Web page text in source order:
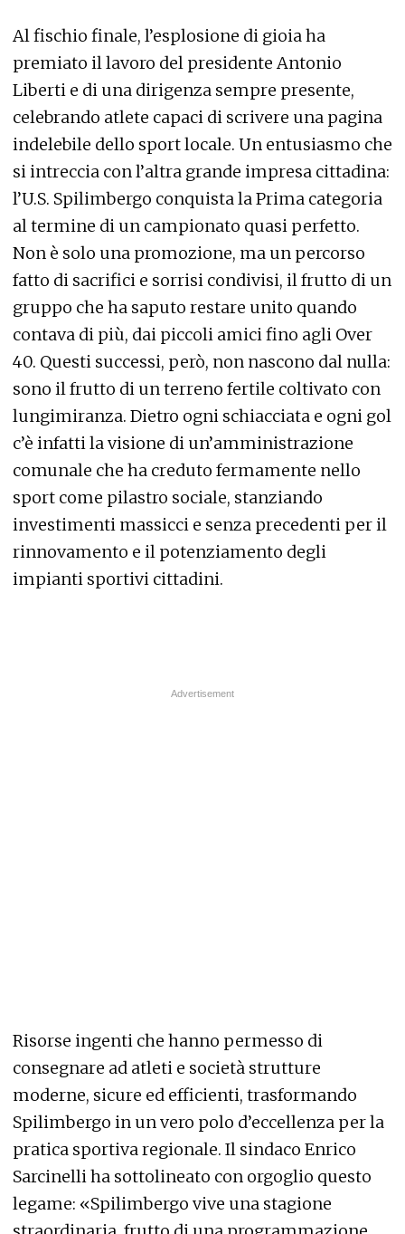
Al fischio finale, l’esplosione di gioia ha
premiato il lavoro del presidente Antonio
Liberti e di una dirigenza sempre presente,
celebrando atlete capaci di scrivere una pagina
indelebile dello sport locale. Un entusiasmo che
si intreccia con l’altra grande impresa cittadina:
l’U.S. Spilimbergo conquista la Prima categoria
al termine di un campionato quasi perfetto.
Non è solo una promozione, ma un percorso
fatto di sacrifici e sorrisi condivisi, il frutto di un
gruppo che ha saputo restare unito quando
contava di più, dai piccoli amici fino agli Over
40. Questi successi, però, non nascono dal nulla:
sono il frutto di un terreno fertile coltivato con
lungimiranza. Dietro ogni schiacciata e ogni gol
c’è infatti la visione di un’amministrazione
comunale che ha creduto fermamente nello
sport come pilastro sociale, stanziando
investimenti massicci e senza precedenti per il
rinnovamento e il potenziamento degli
impianti sportivi cittadini.
Risorse ingenti che hanno permesso di
consegnare ad atleti e società strutture
moderne, sicure ed efficienti, trasformando
Spilimbergo in un vero polo d’eccellenza per la
pratica sportiva regionale. Il sindaco Enrico
Sarcinelli ha sottolineato con orgoglio questo
legame: «Spilimbergo vive una stagione